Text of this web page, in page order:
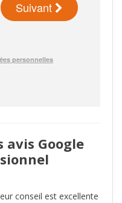
avis Google
conseil est excellente